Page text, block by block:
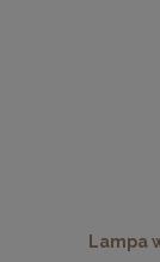
Lampa